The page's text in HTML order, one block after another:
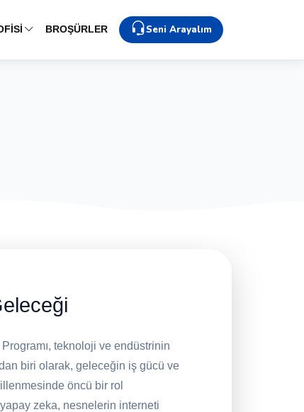
BROŞÜRLER Seni Arayalım
teknoloji ve endüstrinin
biri olarak, geleceğin iş gücü ve
öncü bir rol
zeka, nesnelerin interneti